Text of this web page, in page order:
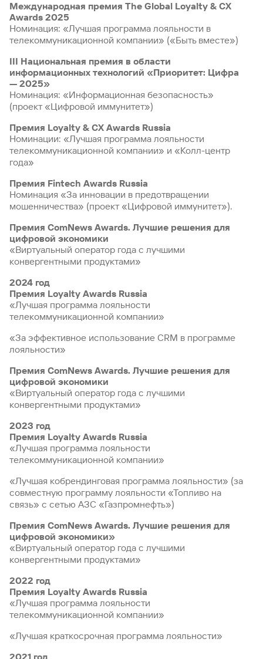
Международная премия The Global Loyalty & CX
Awards 2025
Номинация: «Лучшая программа лояльности в
телекоммуникационной компании» («Быть вместе»)
III Национальная премия в области
информационных технологий «Приоритет: Цифра
— 2025»
Номинация: «Информационная безопасность»
(проект «Цифровой иммунитет»)
Премия Loyalty & CX Awards Russia
Номинации: «Лучшая программа лояльности
телекоммуникационной компании» и «Колл-центр
года»
Премия Fintech Awards Russia
Номинация «За инновации в предотвращении
мошенничества» (проект «Цифровой иммунитет»).
Премия ComNews Awards. Лучшие решения для
цифровой экономики
«Виртуальный оператор года с лучшими
конвергентными продуктами»
2024 год
Премия Loyalty Awards Russia
«Лучшая программа лояльности
телекоммуникационной компании»
«За эффективное использование CRM в программе
лояльности»
Премия ComNews Awards. Лучшие решения для
цифровой экономики
«Виртуальный оператор года с лучшими
конвергентными продуктами»
2023 год
Премия Loyalty Awards Russia
«Лучшая программа лояльности
телекоммуникационной компании»
«Лучшая кобрендинговая программа лояльности» (за
совместную программу лояльности «Топливо на
связь» с сетью АЗС «Газпромнефть»)
Премия ComNews Awards. Лучшие решения для
цифровой экономики»
«Виртуальный оператор года с лучшими
конвергентными продуктами»
2022 год
Премия Loyalty Awards Russia
«Лучшая программа лояльности
телекоммуникационной компании»
«Лучшая краткосрочная программа лояльности»